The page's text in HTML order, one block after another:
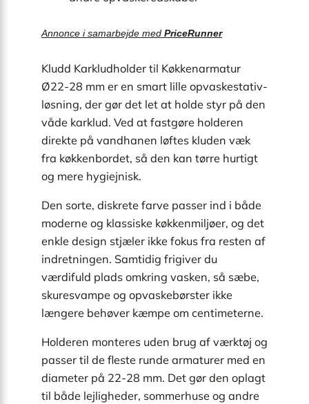
Annonce i samarbejde med PriceRunner
Kludd Karkludholder til Køkkenarmatur
Ø22-28 mm er en smart lille opvaskestativ-
løsning, der gør det let at holde styr på den
våde karklud. Ved at fastgøre holderen
direkte på vandhanen løftes kluden væk
fra køkkenbordet, så den kan tørre hurtigt
og mere hygiejnisk.
Den sorte, diskrete farve passer ind i både
moderne og klassiske køkkenmiljøer, og det
enkle design stjæler ikke fokus fra resten af
indretningen. Samtidig frigiver du
værdifuld plads omkring vasken, så sæbe,
skuresvampe og opvaskebørster ikke
længere behøver kæmpe om centimeterne.
Holderen monteres uden brug af værktøj og
passer til de fleste runde armaturer med en
diameter på 22-28 mm. Det gør den oplagt
til både lejligheder, sommerhuse og andre